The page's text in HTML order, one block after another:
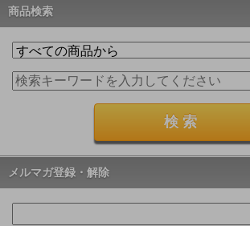
商品検索
メルマガ登録・解除